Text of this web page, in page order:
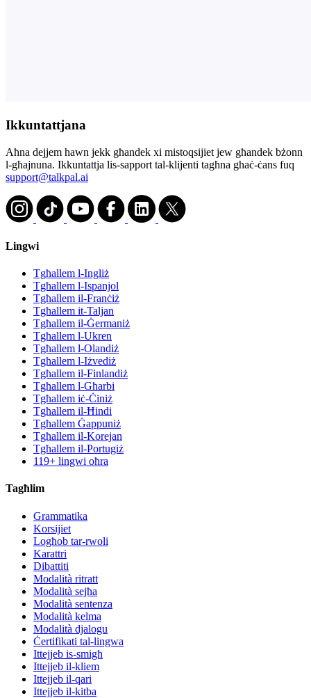
Ikkuntattjana
Aħna dejjem hawn jekk għandek xi mistoqsijiet jew għandek bżonn
l-għajnuna. Ikkuntattja lis-sapport tal-klijenti tagħna ghaċ-ċans fuq
support@talkpal.ai
Lingwi
Tgħallem l-Ingliż
Tgħallem l-Ispanjol
Tgħallem il-Franċiż
Tgħallem it-Taljan
Tgħallem il-Ġermaniż
Tgħallem l-Ukren
Tgħallem l-Olandiż
Tgħallem l-Iżvediż
Tgħallem il-Finlandiż
Tgħallem l-Għarbi
Tgħallem iċ-Ċiniż
Tgħallem il-Ħindi
Tgħallem Ġappuniż
Tgħallem il-Korejan
Tgħallem il-Portugiż
119+ lingwi oħra
Tagħlim
Grammatika
Korsijiet
Logħob tar-rwoli
Karattri
Dibattiti
Modalità ritratt
Modalità sejħa
Modalità sentenza
Modalità kelma
Modalità djalogu
Ċertifikati tal-lingwa
Ittejjeb is-smigħ
Ittejjeb il-kliem
Ittejjeb il-qari
Ittejjeb il-kitba